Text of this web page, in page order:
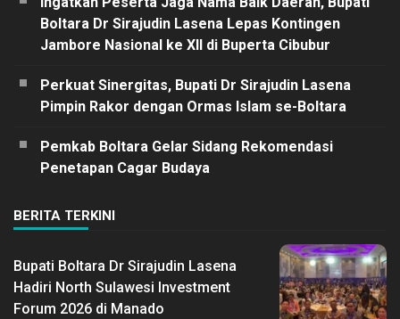
Boltara Dr Sirajudin Lasena Lepas Kontingen
Jambore Nasional ke XII di Buperta Cibubur
Perkuat Sinergitas, Bupati Dr Sirajudin Lasena
Pimpin Rakor dengan Ormas Islam se-Boltara
Pemkab Boltara Gelar Sidang Rekomendasi
Penetapan Cagar Budaya
BERITA TERKINI
Bupati Boltara Dr Sirajudin Lasena
Hadiri North Sulawesi Investment
Forum 2026 di Manado